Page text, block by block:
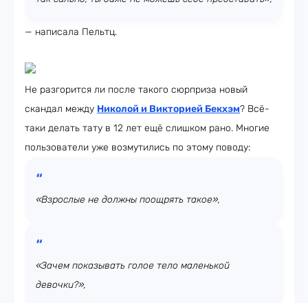
— написала Пельтц.
Не разгорится ли после такого сюрприза новый
скандал между Николой и Викторией Бекхэм? Всё-
таки делать тату в 12 лет ещё слишком рано. Многие
пользователи уже возмутились по этому поводу:
«Взрослые не должны поощрять такое»,
«Зачем показывать голое тело маленькой
девочки?»,